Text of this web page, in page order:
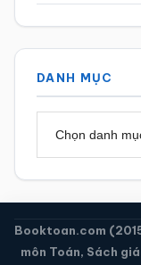
DANH MỤC
Booktoan.com
môn Toán, Sách